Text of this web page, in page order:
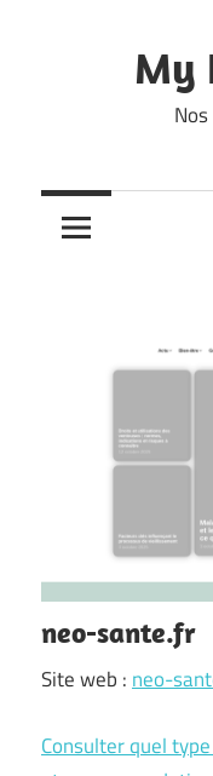
My
neo-sante.fr
Site web : neo-
Consulter quel